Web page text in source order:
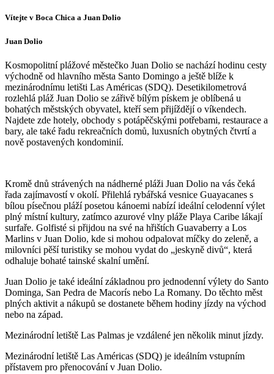
Vítejte v Boca Chica a Juan Dolio
Juan Dolio
Kosmopolitní plážové městečko Juan Dolio se nachází hodinu cesty
východně od hlavního města Santo Domingo a ještě blíže k
mezinárodnímu letišti Las Américas (SDQ). Desetikilometrová
rozlehlá pláž Juan Dolio se zářivě bílým pískem je oblíbená u
bohatých městských obyvatel, kteří sem přijíždějí o víkendech.
Najdete zde hotely, obchody s potápěčskými potřebami, restaurace a
bary, ale také řadu rekreačních domů, luxusních obytných čtvrtí a
nově postavených kondominií.
Kromě dnů strávených na nádherné pláži Juan Dolio na vás čeká
řada zajímavostí v okolí. Přilehlá rybářská vesnice Guayacanes s
bílou písečnou pláží posetou kánoemi nabízí ideální celodenní výlet
plný místní kultury, zatímco azurové vlny pláže Playa Caribe lákají
surfaře. Golfisté si přijdou na své na hřištích Guavaberry a Los
Marlins v Juan Dolio, kde si mohou odpalovat míčky do zeleně, a
milovníci pěší turistiky se mohou vydat do „jeskyně divů“, která
odhaluje bohaté tainské skalní umění.
Juan Dolio je také ideální základnou pro jednodenní výlety do Santo
Dominga, San Pedra de Macorís nebo La Romany. Do těchto měst
plných aktivit a nákupů se dostanete během hodiny jízdy na východ
nebo na západ.
Mezinárodní letiště Las Palmas je vzdálené jen několik minut jízdy.
Mezinárodní letiště Las Américas (SDQ) je ideálním vstupním
přístavem pro přenocování v Juan Dolio.